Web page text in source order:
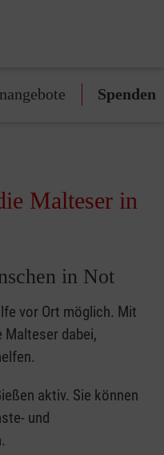
Spenden
Malteser in
in Not
vor Ort möglich. Mit
Malteser dabei,
aktiv. Sie können
und